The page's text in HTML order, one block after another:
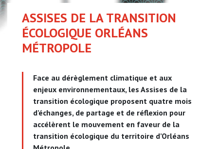
ASSISES DE LA TRANSITION
ÉCOLOGIQUE ORLÉANS
MÉTROPOLE
Face au dérèglement climatique et aux
enjeux environnementaux, les Assises de la
transition écologique proposent quatre mois
d’échanges, de partage et de réflexion pour
accélèrent le mouvement en faveur de la
transition écologique du territoire d’Orléans